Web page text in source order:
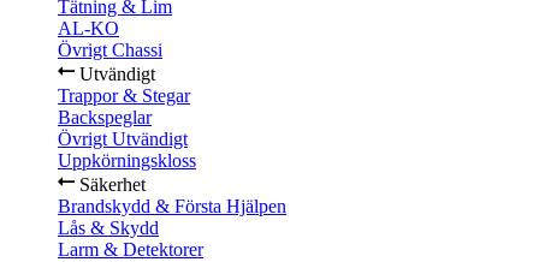
Tätning & Lim
AL-KO
Övrigt Chassi
Utvändigt
Trappor & Stegar
Backspeglar
Övrigt Utvändigt
Uppkörningskloss
Säkerhet
Brandskydd & Första Hjälpen
Lås & Skydd
Larm & Detektorer